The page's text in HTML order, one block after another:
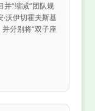
“缩减”团队规
沃伊切霍夫斯基
分别将“双子座